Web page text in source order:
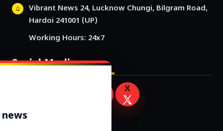
Vibrant News 24, Lucknow Chungi, Bilgram Road,
Hardoi 241001 (UP)
Working Hours: 24x7
Social Media